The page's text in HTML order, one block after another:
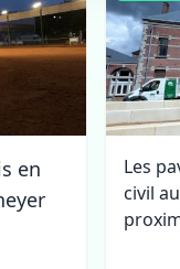
en
Les
civil